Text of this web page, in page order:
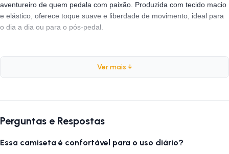
aventureiro de quem pedala com paixão. Produzida com tecido macio
e elástico, oferece toque suave e liberdade de movimento, ideal para
o dia a dia ou para o pós-pedal.
Marca:Sense Bike
Categoria:Casual / Lifestyle Ciclista
Estampa:Silk frontal aplicado em serigrafia com tinta à base d’água
Ver mais ↓
Perguntas e Respostas
Essa camiseta é confortável para o uso diário?